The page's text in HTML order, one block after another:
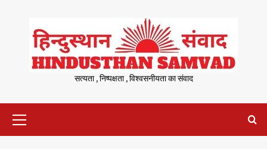
content
सत्यता , निष्पक्षता , विश्वसनीयता का संवाद
Menu